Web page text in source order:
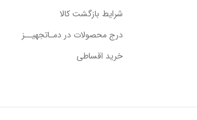
شرایط بازگشت کالا
درج محصولات در دمـاتجهیــز
خرید اقساطی